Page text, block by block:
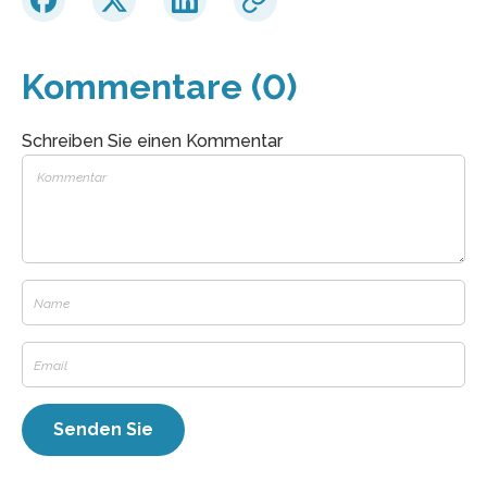
Kommentare (0)
Schreiben Sie einen Kommentar